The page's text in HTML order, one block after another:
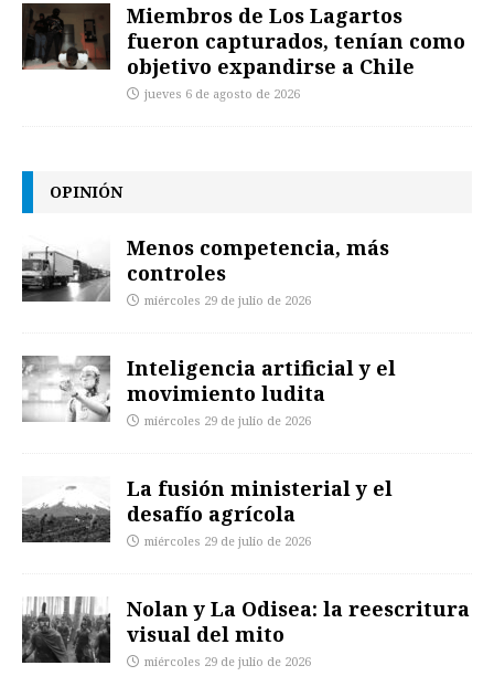
Miembros de Los Lagartos
fueron capturados, tenían como
objetivo expandirse a Chile
jueves 6 de agosto de 2026
OPINIÓN
Menos competencia, más
controles
miércoles 29 de julio de 2026
Inteligencia artificial y el
movimiento ludita
miércoles 29 de julio de 2026
La fusión ministerial y el
desafío agrícola
miércoles 29 de julio de 2026
Nolan y La Odisea: la reescritura
visual del mito
miércoles 29 de julio de 2026